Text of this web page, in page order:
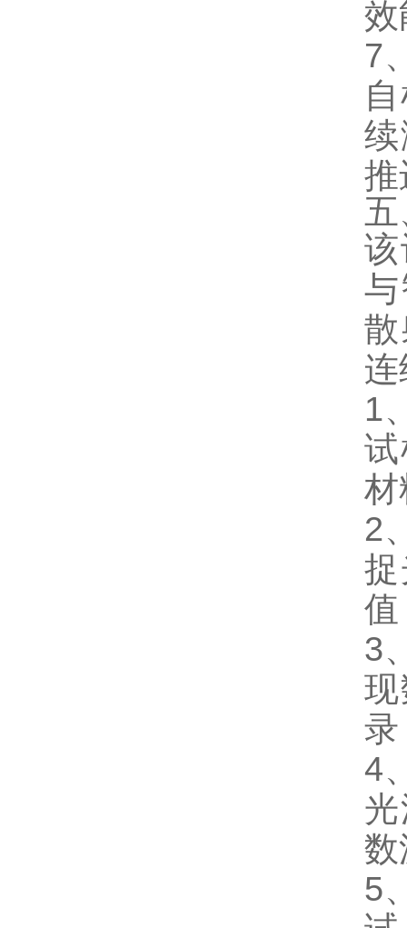
效
7
推
1
材
2
值
3
录
4
数
5